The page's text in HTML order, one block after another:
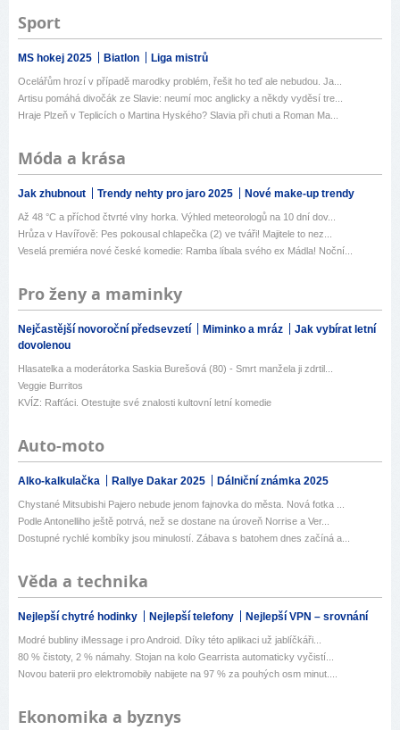
Sport
MS hokej 2025 Biatlon Liga mistrů
Ocelářům hrozí v případě marodky problém, řešit ho teď ale nebudou. Ja...
Artisu pomáhá divočák ze Slavie: neumí moc anglicky a někdy vyděsí tre...
Hraje Plzeň v Teplicích o Martina Hyského? Slavia při chuti a Roman Ma...
Móda a krása
Jak zhubnout Trendy nehty pro jaro 2025 Nové make-up trendy
Až 48 °C a příchod čtvrté vlny horka. Výhled meteorologů na 10 dní dov...
Hrůza v Havířově: Pes pokousal chlapečka (2) ve tváři! Majitele to nez...
Veselá premiéra nové české komedie: Ramba líbala svého ex Mádla! Noční...
Pro ženy a maminky
Nejčastější novoroční předsevzetí Miminko a mráz
Jak vybírat letní
dovolenou
Hlasatelka a moderátorka Saskia Burešová (80) - Smrt manžela ji zdrtil...
Veggie Burritos
KVÍZ: Rafťáci. Otestujte své znalosti kultovní letní komedie
Auto-moto
Alko-kalkulačka Rallye Dakar 2025 Dálniční známka 2025
Chystané Mitsubishi Pajero nebude jenom fajnovka do města. Nová fotka ...
Podle Antonelliho ještě potrvá, než se dostane na úroveň Norrise a Ver...
Dostupné rychlé kombíky jsou minulostí. Zábava s batohem dnes začíná a...
Věda a technika
Nejlepší chytré hodinky Nejlepší telefony Nejlepší VPN – srovnání
Modré bubliny iMessage i pro Android. Díky této aplikaci už jablíčkáři...
80 % čistoty, 2 % námahy. Stojan na kolo Gearrista automaticky vyčistí...
Novou baterii pro elektromobily nabijete na 97 % za pouhých osm minut....
Ekonomika a byznys